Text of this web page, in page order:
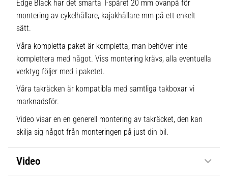
Edge Black har det smarta T-spåret 20 mm ovanpå för
montering av cykelhållare, kajakhållare mm på ett enkelt
sätt.
Våra kompletta paket är kompletta, man behöver inte
komplettera med något. Viss montering krävs, alla eventuella
verktyg följer med i paketet.
Våra takräcken är kompatibla med samtliga takboxar vi
marknadsför.
Video visar en en generell montering av takräcket, den kan
skilja sig något från monteringen på just din bil.
Video